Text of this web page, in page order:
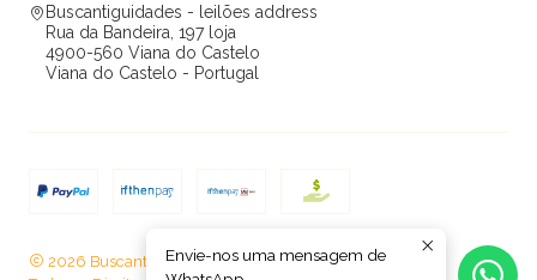
Buscantiguidades - leilões address
Rua da Bandeira, 197 loja
4900-560 Viana do Castelo
Viana do Castelo - Portugal
2026 Buscantiguidades - leilões .
Envie-nos uma mensagem de